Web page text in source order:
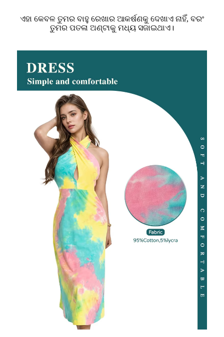
ଏହା କେବଳ ତୁମର ବାହୁ ରେଖାର ଆକର୍ଷଣକୁ ଦେଖାଏ ନାହିଁ, ବରଂ
ତୁମର ପତଳା ଅଣ୍ଟାକୁ ମଧ୍ୟ ସଜାଇଥାଏ।